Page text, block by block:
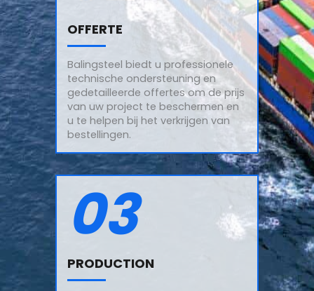
OFFERTE
Balingsteel biedt u professionele
technische ondersteuning en
gedetailleerde offertes om de prijs
van uw project te beschermen en
u te helpen bij het verkrijgen van
bestellingen.
03
PRODUCTION